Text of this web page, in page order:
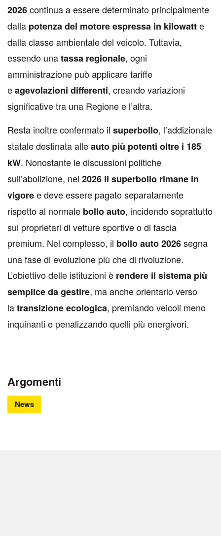
2026continua a essere determinato principalmente
dalla potenza del motore espressa in kilowatte
dalla classe ambientale del veicolo. Tuttavia,
essendo unatassa regionale, ogni
amministrazione può applicare tariffe
eagevolazioni differenti, creando variazioni
significative tra una Regione e l’altra.
Resta inoltre confermato il superbollo, l’addizionale
statale destinata alleauto più potenti oltre i 185
kW. Nonostante le discussioni politiche
sull’abolizione, nel 2026 il superbollo rimane in
vigoree deve essere pagato separatamente
rispetto al normale bollo auto, incidendo soprattutto
sui proprietari di vetture sportive o di fascia
premium. Nel complesso, il bollo auto 2026segna
una fase di evoluzione più che di rivoluzione.
L’obiettivo delle istituzioni è rendere il sistema più
semplice da gestire, ma anche orientarlo verso
latransizione ecologica, premiando veicoli meno
inquinanti e penalizzando quelli più energivori.
Argomenti
News